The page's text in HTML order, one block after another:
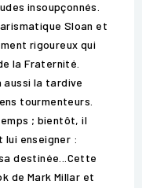
insoupçonnés.
Sloan et
rigoureux qui
la Fraternité.
aussi la tardive
tourmenteurs.
; bientôt, il
lui enseigner :
destinée...Cette
de Mark Millar et